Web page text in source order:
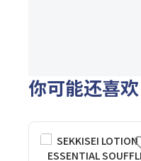
你可能还喜欢